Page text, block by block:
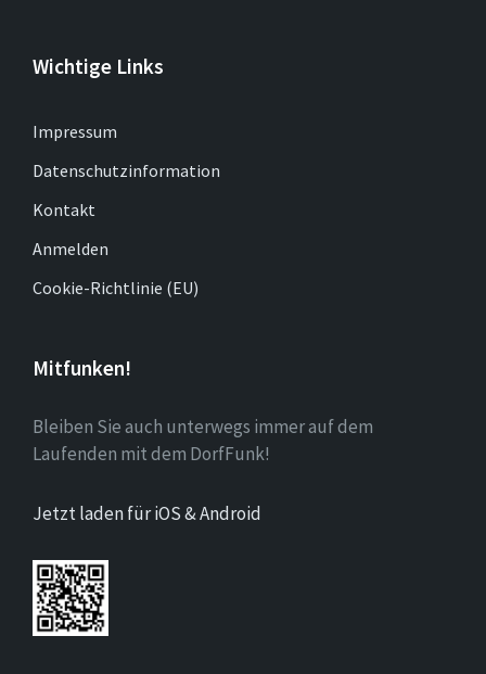
Wichtige Links
Impressum
Datenschutzinformation
Kontakt
Anmelden
Cookie-Richtlinie (EU)
Mitfunken!
Bleiben Sie auch unterwegs immer auf dem
Laufenden mit dem DorfFunk!
Jetzt laden für iOS & Android